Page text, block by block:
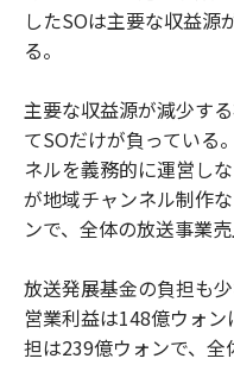
したSOは主要な収益源
る。
主要な収益源が減少す
てSOだけが負っている
ネルを義務的に運営し
が地域チャンネル制作
ンで、全体の放送事業
放送発展基金の負担も
営業利益は148億ウォ
担は239億ウォンで、全